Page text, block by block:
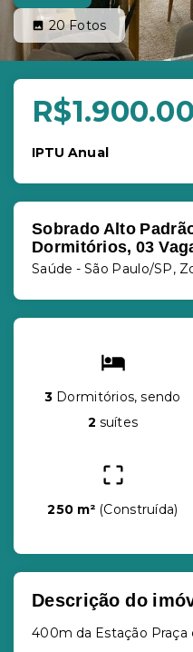
20Fotos
IPTU Anual
Sobrado Alto
Dormitórios, 03
Saúde - São Paulo/SP,
3 Dormitórios, sendo
2 suítes
250 m² (Construída)
Descrição do
400m da Estação Praça